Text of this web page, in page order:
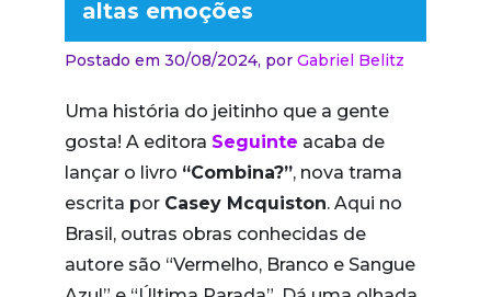
altas emoções
Postado em 30/08/2024, por Gabriel Belitz
Uma história do jeitinho que a gente
gosta! A editora Seguinte acaba de
lançar o livro “Combina?”, nova trama
escrita por Casey Mcquiston. Aqui no
Brasil, outras obras conhecidas de
autore são “Vermelho, Branco e Sangue